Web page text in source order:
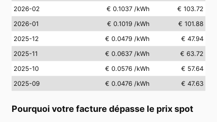
2026-02
€ 0.1037 /kWh
€ 103.72
2026-01
€ 0.1019 /kWh
€ 101.88
2025-12
€ 0.0479 /kWh
€ 47.94
2025-11
€ 0.0637 /kWh
€ 63.72
2025-10
€ 0.0576 /kWh
€ 57.64
2025-09
€ 0.0476 /kWh € 47.63
Pourquoi votre facture dépasse le prix spot